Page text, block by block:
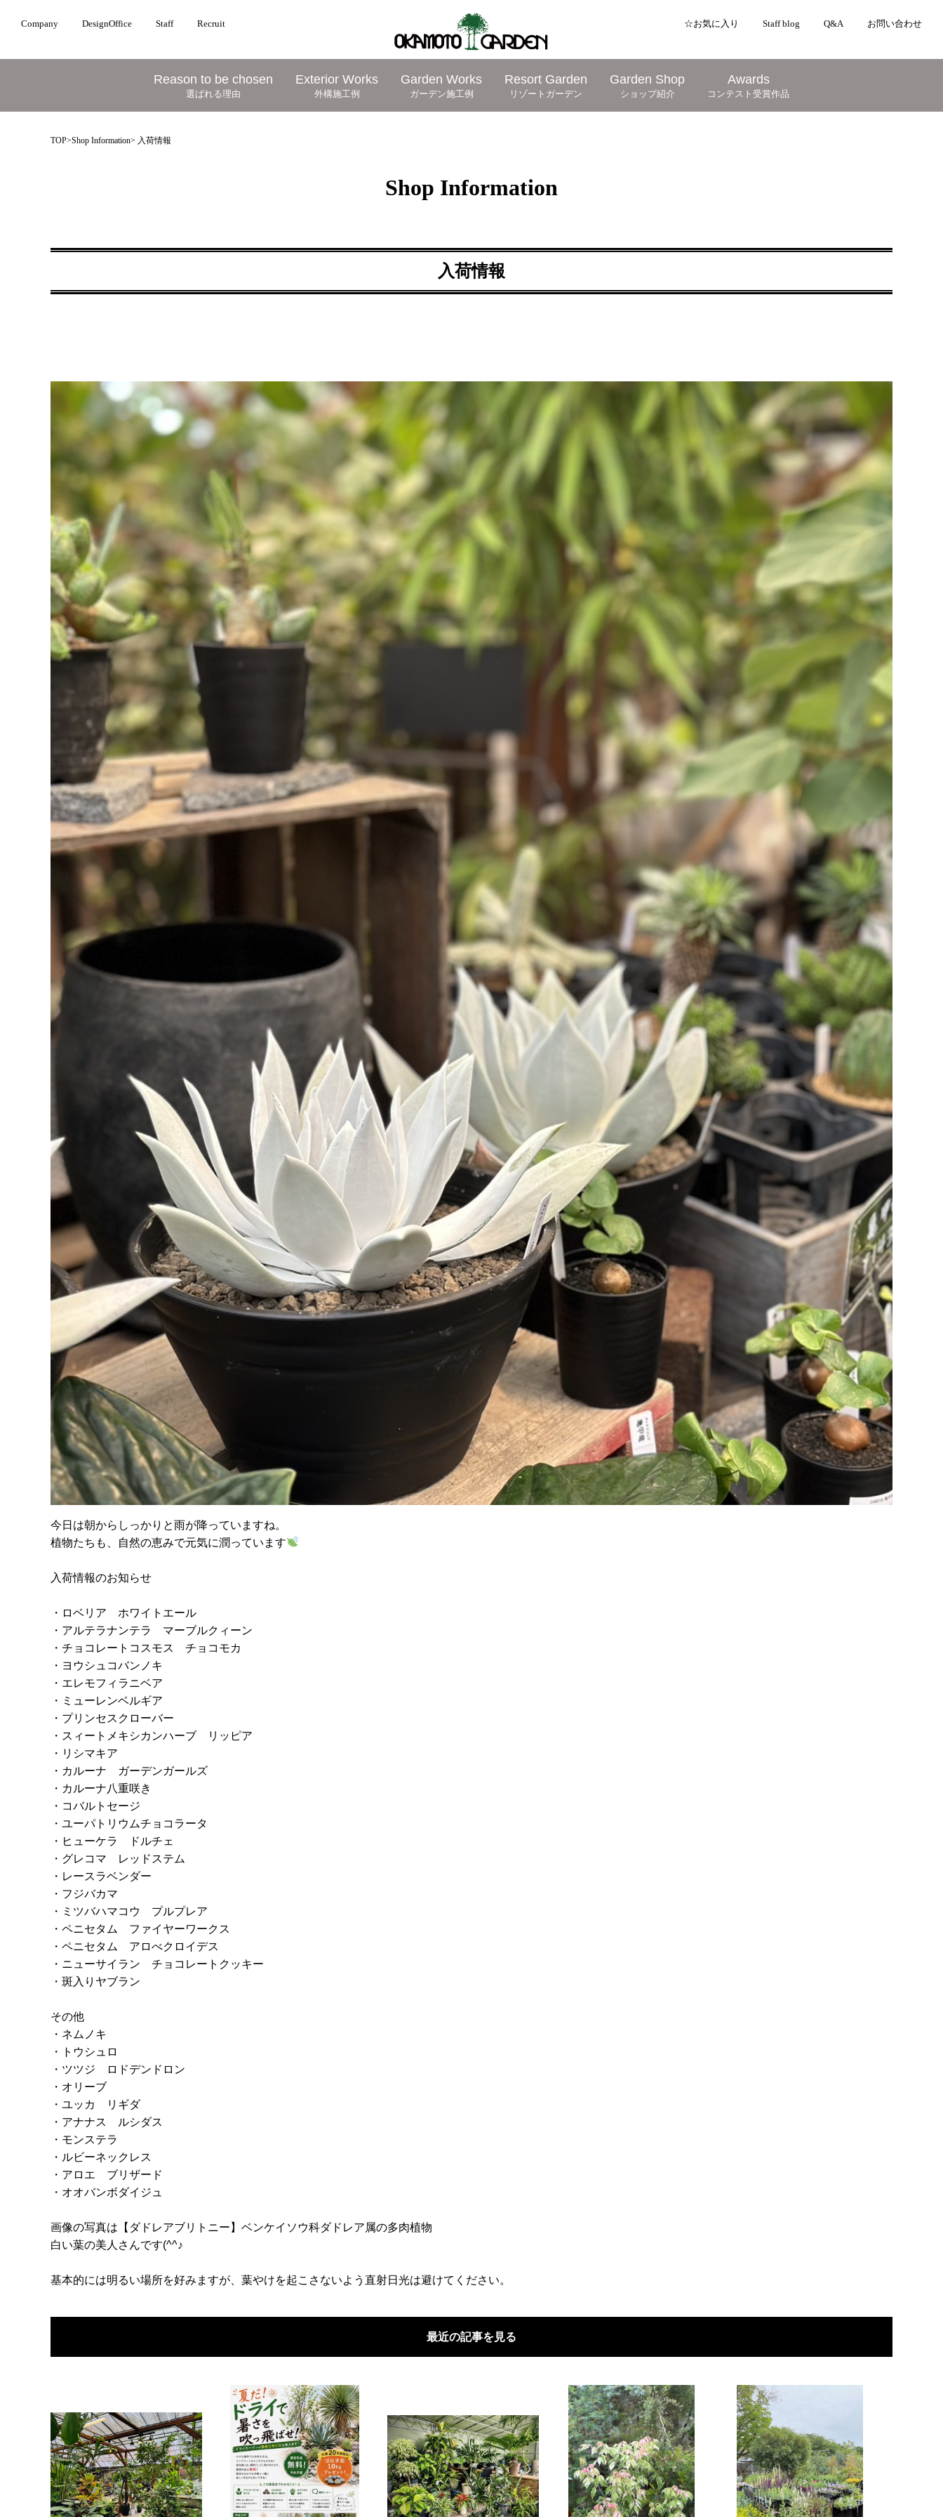
Company DesignOffice Staff Recruit ☆お気に入り Staff blog Q&A お問い合わせ
Reason to be chosen
選ばれる理由
Exterior Works
外構施工例
Garden Works
ガーデン施工例
Resort Garden
リゾートガーデン
Garden Shop
ショップ紹介
Awards
コンテスト受賞作品
TOP>Shop Information> 入荷情報
Shop Information
入荷情報
今日は朝からしっかりと雨が降っていますね。
植物たちも、自然の恵みで元気に潤っています
入荷情報のお知らせ
・ロベリア ホワイトエール
・アルテラナンテラ マーブルクィーン
・チョコレートコスモス チョコモカ
・ヨウシュコバンノキ
・エレモフィラニベア
・ミューレンベルギア
・プリンセスクローバー
・スィートメキシカンハーブ リッピア
・リシマキア
・カルーナ ガーデンガールズ
・カルーナ八重咲き
・コバルトセージ
・ユーパトリウムチョコラータ
・ヒューケラ ドルチェ
・グレコマ レッドステム
・レースラベンダー
・フジバカマ
・ミツバハマコウ プルプレア
・ペニセタム ファイヤーワークス
・ペニセタム アロべクロイデス
・ニューサイラン チョコレートクッキー
・斑入りヤブラン
その他
・ネムノキ
・トウシュロ
・ツツジ ロドデンドロン
・オリーブ
・ユッカ リギダ
・アナナス ルシダス
・モンステラ
・ルビーネックレス
・アロエ ブリザード
・オオバンボダイジュ
画像の写真は【ダドレアブリトニー】ベンケイソウ科ダドレア属の多肉植物
白い葉の美人さんです(^^♪
基本的には明るい場所を好みますが、葉やけを起こさないよう直射日光は避けてください。
最近の記事を見る